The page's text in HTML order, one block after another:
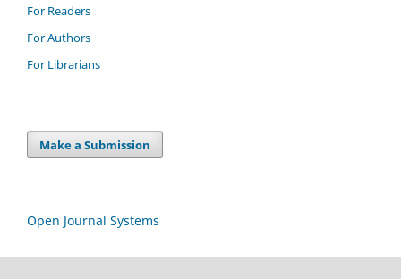
For Readers
For Authors
For Librarians
Make a Submission
Open Journal Systems